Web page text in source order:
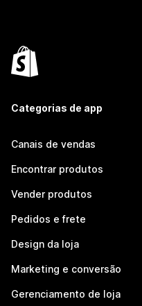
Categorias de app
Canais de vendas
Encontrar produtos
Vender produtos
Pedidos e frete
Design da loja
Marketing e conversão
Gerenciamento de loja